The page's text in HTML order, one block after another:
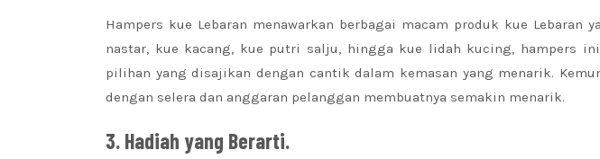
Hampers kue Lebaran menawarkan berbagai macam produk kue Lebaran
nastar, kue kacang, kue putri salju, hingga kue lidah kucing, hampers
pilihan yang disajikan dengan cantik dalam kemasan yang menarik.
dengan selera dan anggaran pelanggan membuatnya semakin menarik.
3. Hadiah yang Berarti.